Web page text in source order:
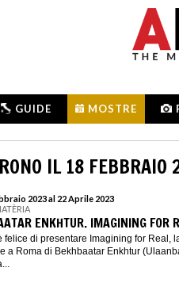
GUIDE MOSTRE
IL 18 FEBBRAIO
2023 al 22 Aprile 2023
ENKHTUR. IMAGINING FOR
felice di presentare Imagining for Real,
a Roma di Bekhbaatar Enkhtur